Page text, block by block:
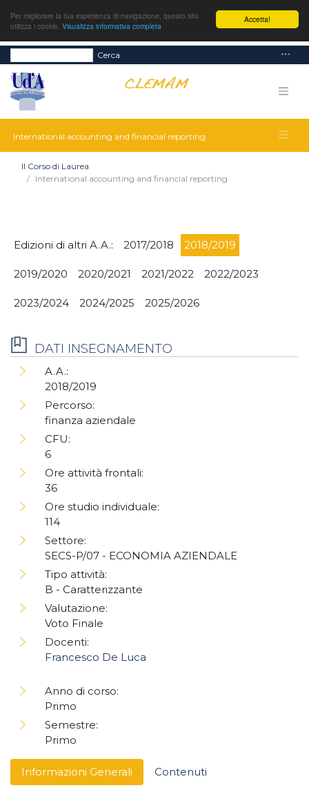
Accetta!
Per migliorare la tua esperienza di navigazione, questo sito
utilizza i cookie. Visualizza informativa completa
Cerca
International accounting and financial reporting
Il Corso di Laurea
International accounting and financial reporting
Edizioni di altri A.A.: 2017/2018 2018/2019
2019/2020 2020/2021 2021/2022 2022/2023
2023/2024 2024/2025 2025/2026
Informazioni Generali
Contenuti
DATI INSEGNAMENTO
A.A.:
2018/2019
Percorso:
finanza aziendale
CFU:
6
Ore attività frontali:
36
Ore studio individuale:
114
Settore:
SECS-P/07 - ECONOMIA AZIENDALE
Tipo attività:
B - Caratterizzante
Valutazione:
Voto Finale
Docenti:
Francesco De Luca
Anno di corso:
Primo
Semestre:
Primo